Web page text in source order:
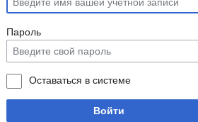
навигации
поиску
Пароль
Оставаться в системе
Войти